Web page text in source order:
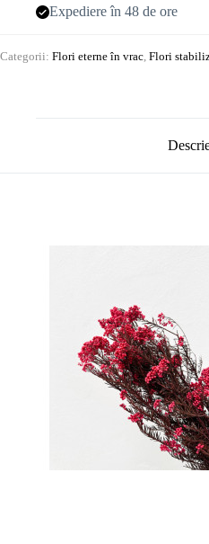
Expediere în 48 de ore
Categorii: Flori eterne în vrac, Flori